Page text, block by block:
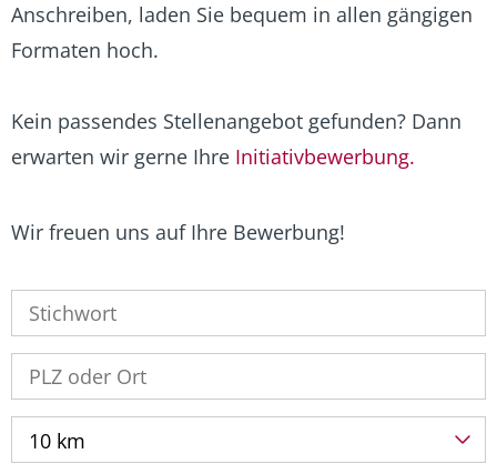
Anschreiben, laden Sie bequem in allen gängigen
Formaten hoch.
Kein passendes Stellenangebot gefunden? Dann
erwarten wir gerne Ihre Initiativbewerbung.
Wir freuen uns auf Ihre Bewerbung!
10 km